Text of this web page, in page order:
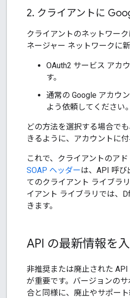
2. クライアントに
クライアントのネットワー
ネージャー ネットワークに
OAuth2 サービス アカ
す。
通常の Google アカウ
よう依頼してください。
どの方法を選択する場合で
きるように、アカウントに
これで、クライアントのア
SOAP ヘッダーは、API 呼び
てのクライアント ライブラ
イアント ライブラリでは、
きます。
API の最新情報を
非推奨または廃止された
が重要です。バージョンの
合と同様に、廃止やサポー